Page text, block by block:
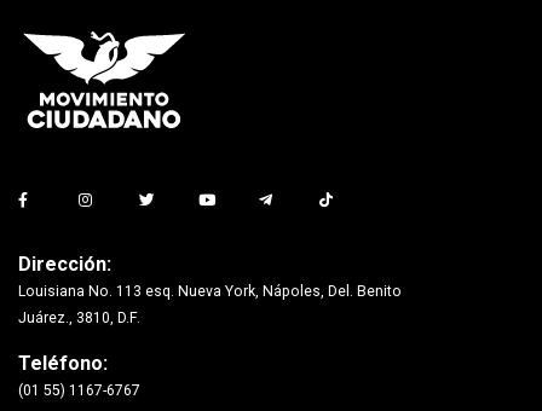
Dirección:
Louisiana No. 113 esq. Nueva York, Nápoles, Del. Benito
Juárez., 3810, D.F.
Teléfono:
(01 55) 1167-6767